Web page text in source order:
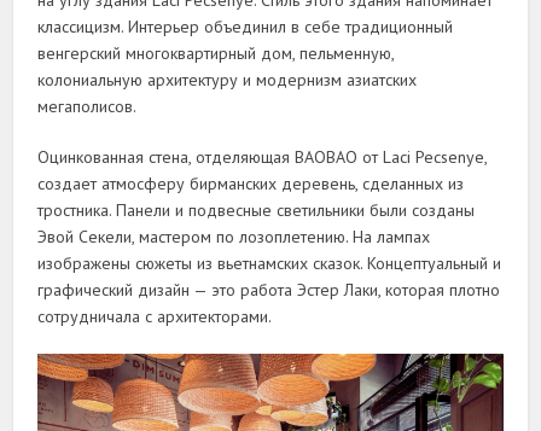
классицизм. Интерьер объединил в себе традиционный
венгерский многоквартирный дом, пельменную,
колониальную архитектуру и модернизм азиатских
мегаполисов.
Оцинкованная стена, отделяющая BAOBAO от Laci Pecsenye,
создает атмосферу бирманских деревень, сделанных из
тростника. Панели и подвесные светильники были созданы
Эвой Секели, мастером по лозоплетению. На лампах
изображены сюжеты из вьетнамских сказок. Концептуальный и
графический дизайн — это работа Эстер Лаки, которая плотно
сотрудничала с архитекторами.